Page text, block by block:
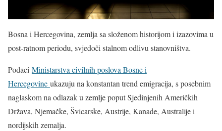
Bosna i Hercegovina, zemlja sa složenom historijom i izazovima u
post-ratnom periodu, svjedoči stalnom odlivu stanovništva.
Podaci Ministarstva civilnih poslova Bosne i
Hercegovine ukazuju na konstantan trend emigracija, s posebnim
naglaskom na odlazak u zemlje poput Sjedinjenih Američkih
Država, Njemačke, Švicarske, Austrije, Kanade, Australije i
nordijskih zemalja.